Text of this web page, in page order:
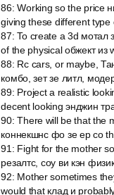
86:Working so the price
giving these different type
87:To create a 3d мотал
of the physical обжект из
88: Rc cars, or maybe,
комбо, зет зе литл,
89: Project a realistic
decent looking энджин
90:There will be that the
коннекшнс фо зе ер со
91 : Fight for the mother
резалтс, соу ви кэн
92: Mother sometimes
would that клад и